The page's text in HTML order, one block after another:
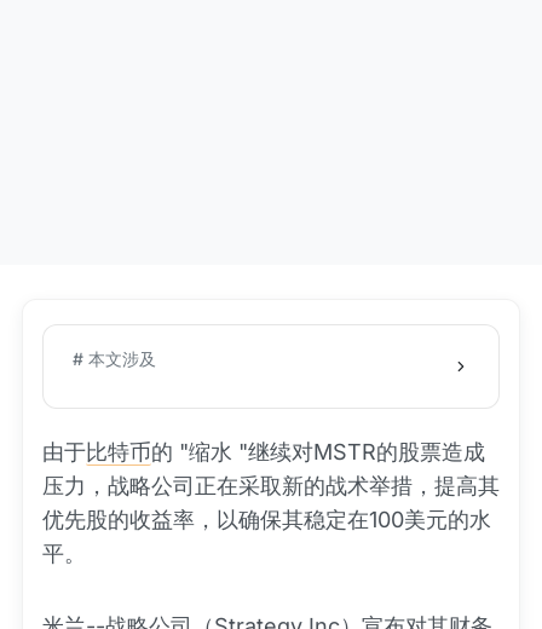
# 本文涉及
由于比特币的 "缩水 "继续对MSTR的股票造成
压力，战略公司正在采取新的战术举措，提高其
优先股的收益率，以确保其稳定在100美元的水
平。